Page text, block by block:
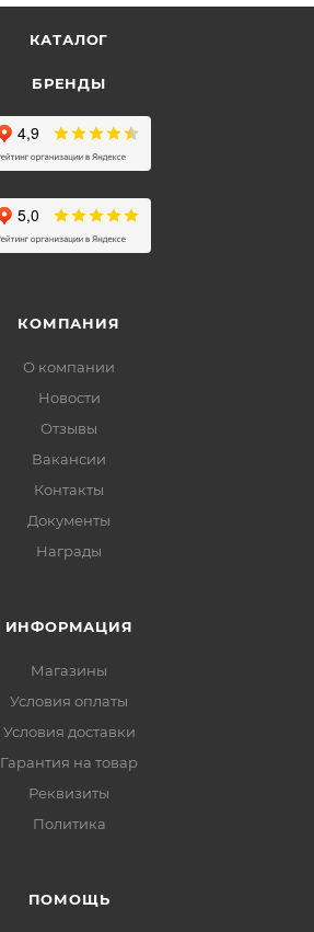
КАТАЛОГ
БРЕНДЫ
КОМПАНИЯ
О компании
Новости
Отзывы
Вакансии
Контакты
Документы
Награды
ИНФОРМАЦИЯ
Магазины
Условия оплаты
Условия доставки
Гарантия на товар
Реквизиты
Политика
ПОМОЩЬ